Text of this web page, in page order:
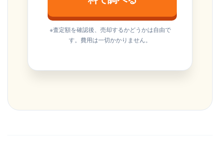
※査定額を確認後、売却するかどうかは自由で
す。費用は一切かかりません。